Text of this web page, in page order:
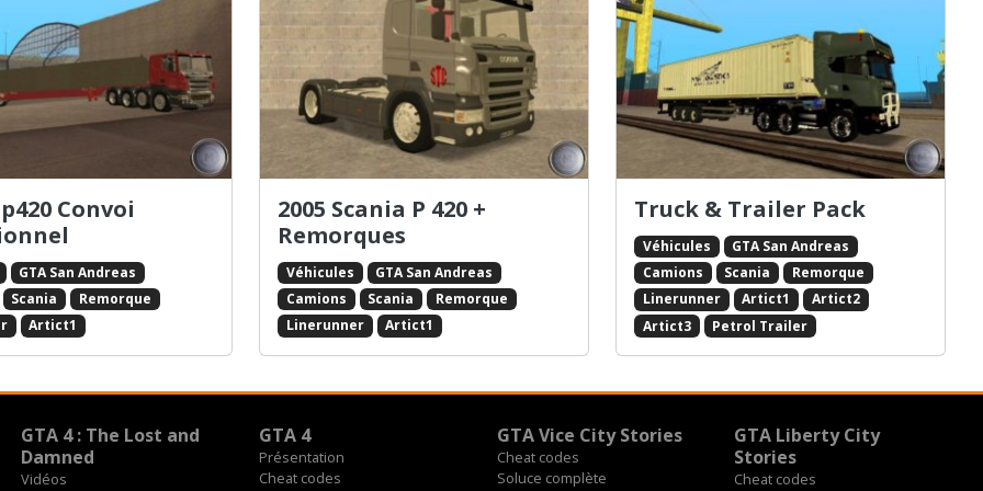
Convoi
GTA San Andreas
Scania
Remorque
Artict1
2005 Scania P 420 +
Remorques
Véhicules
GTA San Andreas
Camions
Scania
Remorque
Linerunner
Artict1
Truck & Trailer Pack
Véhicules
GTA San Andreas
Camions
Scania
Remorque
Linerunner
Artict1
Artict2
Artict3
Petrol Trailer
GTA 4 : The Lost and
Damned
Vidéos
GTA 4
Présentation
Cheat codes
GTA Vice City Stories
Cheat codes
Soluce complète
GTA Liberty City
Stories
Cheat codes